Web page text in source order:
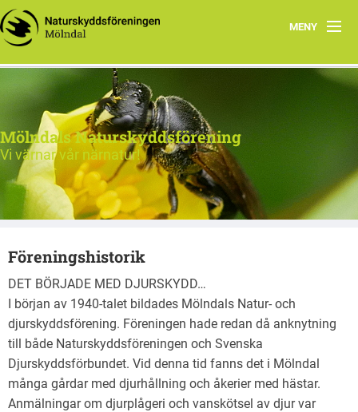
MENY
Hem
Aktiviteter
Vår natur
Verksamhet
Kontakta oss
Mölndals Naturskyddsförening
Vi värnar vår närnatur!
Föreningshistorik
DET BÖRJADE MED DJURSKYDD…
I början av 1940-talet bildades Mölndals Natur- och
djurskyddsförening. Föreningen hade redan då anknytning
till både Naturskyddsföreningen och Svenska
Djurskyddsförbundet. Vid denna tid fanns det i Mölndal
många gårdar med djurhållning och åkerier med hästar.
Anmälningar om djurplågeri och vanskötsel av djur var